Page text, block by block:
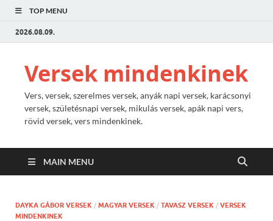
TOP MENU
2026.08.09.
Versek mindenkinek
Vers, versek, szerelmes versek, anyák napi versek, karácsonyi
versek, születésnapi versek, mikulás versek, apák napi vers,
rövid versek, vers mindenkinek.
MAIN MENU
DAYKA GÁBOR VERSEK / MAGYAR VERSEK / TAVASZ VERSEK / VERSEK
MINDENKINEK